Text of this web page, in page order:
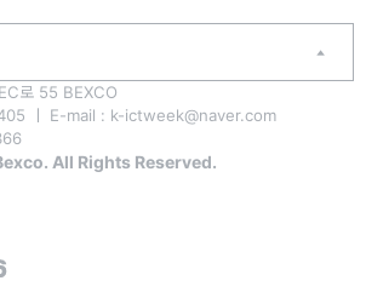
로 55 BEXCO
ㅣ E-mail : k-ictweek@naver.com
All Rights Reserved.